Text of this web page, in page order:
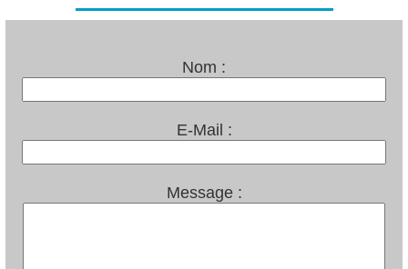
Nom :
E-Mail :
Message :